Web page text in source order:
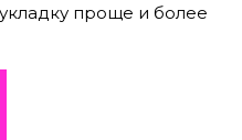
проще и более